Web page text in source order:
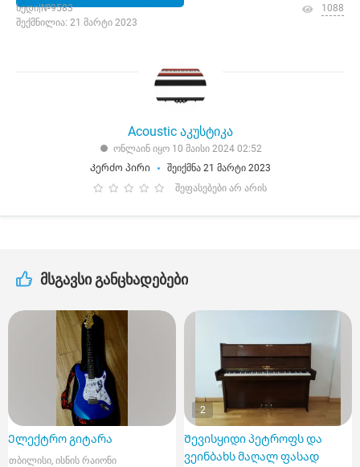
ხედი|№9583
შექმნილია: 21 მარტი 2023
1088
Acoustic აკუსტიკა
ონლაინ იყო 10 მაისი 2024 02:52
Კერძო პირი
შეიქმნა 21 მარტი 2023
შეფასებები არ არის
მსგავსი განცხადებები
Ელექტრო გიტარა
თბილისი, ისნის რაიონი
2
Შევისყიდი პეტროფს და
ვეინბახს მაღალ ფასად